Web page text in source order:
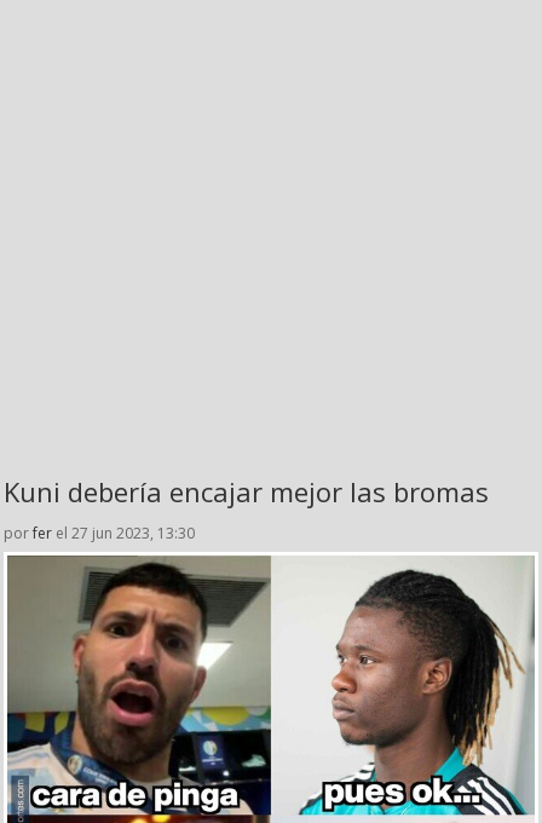
Kuni debería encajar mejor las bromas
porfer el 27 jun 2023, 13:30